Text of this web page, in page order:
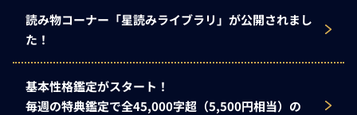
読み物コーナー「星読みライブラリ」が公開されまし
た！
基本性格鑑定がスタート！
毎週の特典鑑定で全45,000字超（5,500円相当）の